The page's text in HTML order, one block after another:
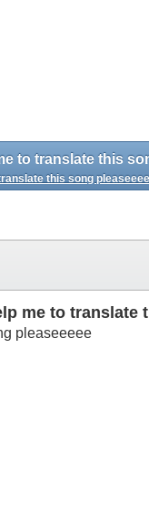
to translate this
this song
me to translate
pleaseeeee